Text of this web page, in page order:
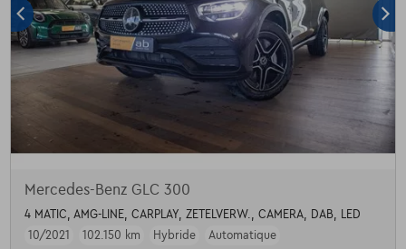
Mercedes-Benz GLC 300
4 MATIC, AMG-LINE, CARPLAY, ZETELVERW., CAMERA, DAB, LED
10/2021
102.150 km Hybride
Automatique